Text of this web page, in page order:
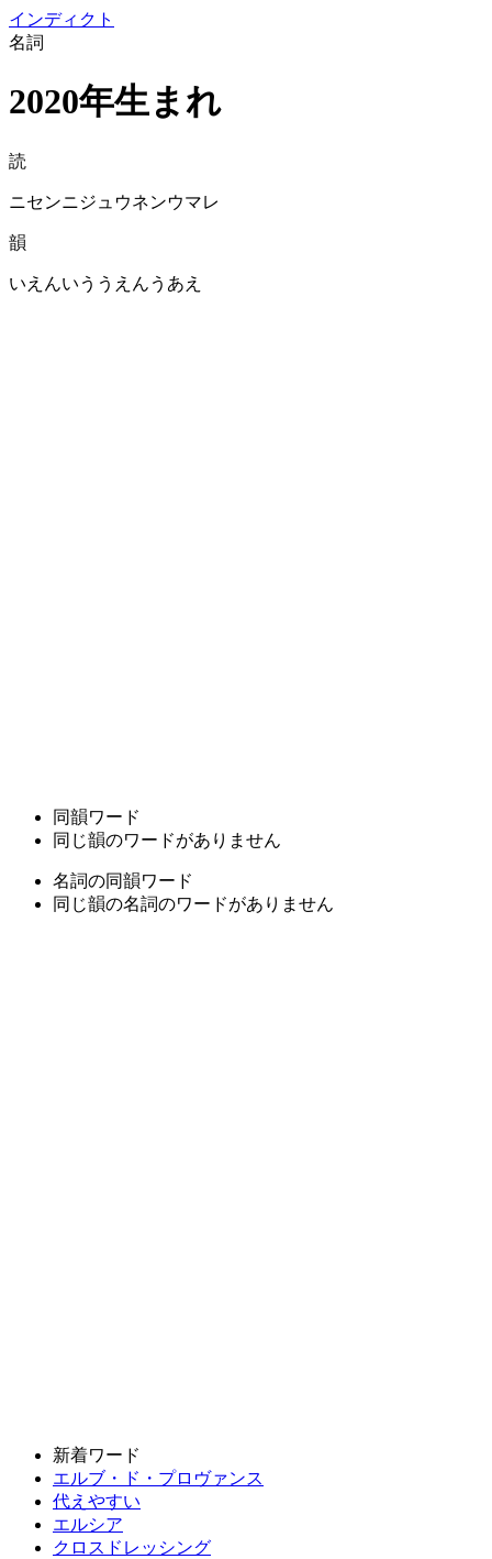
インディクト
名詞
2020年生まれ
読
ニセンニジュウネンウマレ
韻
いえんいううえんうあえ
同韻ワード
同じ韻のワードがありません
名詞の同韻ワード
同じ韻の名詞のワードがありません
新着ワード
エルブ・ド・プロヴァンス
代えやすい
エルシア
クロスドレッシング